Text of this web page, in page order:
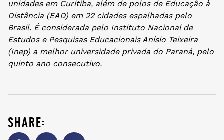
unidades em Curitiba, além de polos de Educação à
Distância (EAD) em 22 cidades espalhadas pelo
Brasil. É considerada pelo Instituto Nacional de
Estudos e Pesquisas Educacionais Anísio Teixeira
(Inep) a melhor universidade privada do Paraná, pelo
quinto ano consecutivo.
share: